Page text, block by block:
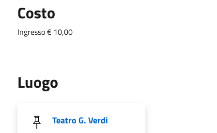
Costo
Ingresso € 10,00
Luogo
Teatro G. Verdi